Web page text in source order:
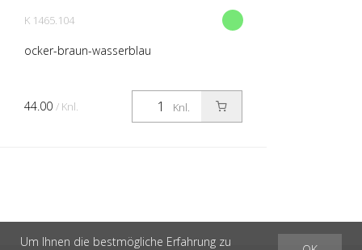
K 1465.104
ocker-braun-wasserblau
Knl.
44.00 / Knl.
Um Ihnen die bestmögliche Erfahrung zu